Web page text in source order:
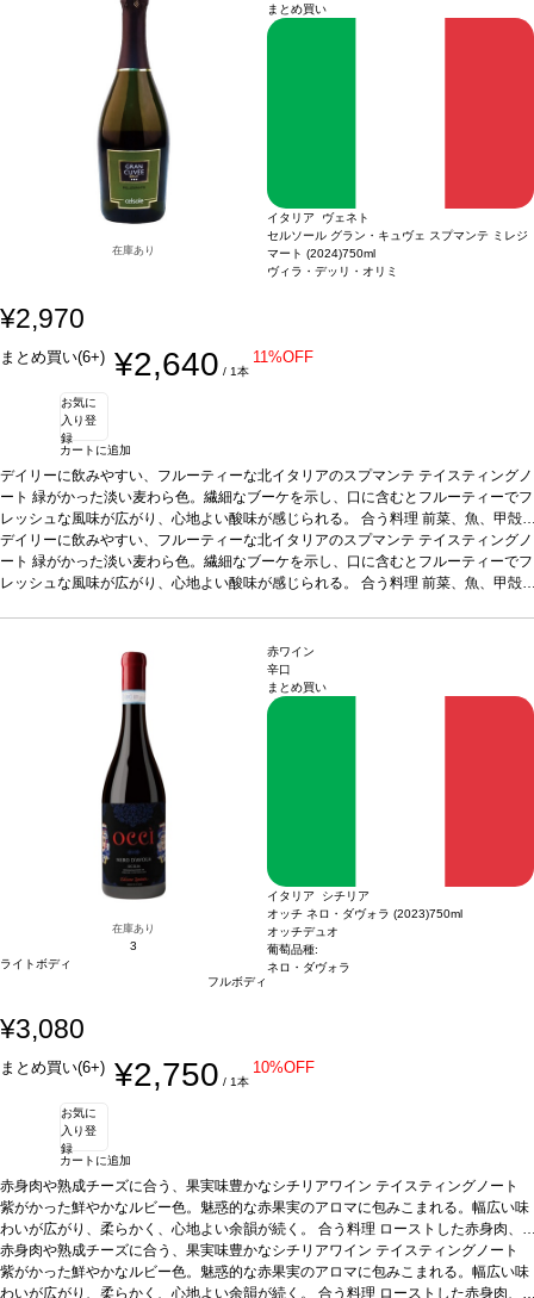
在庫あり
まとめ買い
イタリア ヴェネト
セルソール グラン・キュヴェ スプマンテ ミレジ
マート (2024)750ml
ヴィラ・デッリ・オリミ
¥2,970
まとめ買い(6+) ¥2,640 / 1本
11%OFF
お気に
入り登
録
カートに追加
デイリーに飲みやすい、フルーティーな北イタリアのスプマンテ テイスティングノ
ート 緑がかった淡い麦わら色。繊細なブーケを示し、口に含むとフルーティーでフ
レッシュな風味が広がり、心地よい酸味が感じられる。 合う料理 前菜、魚、甲殻
類、サラダ、デザート、またアペリティフに最適葡萄品種白葡萄*本ヴィンテージ
が在庫切れの場合、在庫があり価格が同様の場合は自動的に次のヴィンテージに変
更されます、ご了承ください。
デイリーに飲みやすい、フルーティーな北イタリアのスプマンテ テイスティングノ
ート 緑がかった淡い麦わら色。繊細なブーケを示し、口に含むとフルーティーでフ
レッシュな風味が広がり、心地よい酸味が感じられる。 合う料理 前菜、魚、甲殻
更されます、ご了承ください。
在庫あり
3
ライトボディ
フルボディ
赤ワイン
辛口
まとめ買い
イタリア シチリア
オッチ ネロ・ダヴォラ (2023)750ml
オッチデュオ
葡萄品種:
ネロ・ダヴォラ
¥3,080
まとめ買い(6+) ¥2,750 / 1本
10%OFF
お気に
入り登
録
カートに追加
赤身肉や熟成チーズに合う、果実味豊かなシチリアワイン テイスティングノート
紫がかった鮮やかなルビー色。魅惑的な赤果実のアロマに包みこまれる。幅広い味
わいが広がり、柔らかく、心地よい余韻が続く。 合う料理 ローストした赤身肉、
ジビエ、熟成チーズとハチミツなどと好相性葡萄品種ネロ・ダヴォラ*本ヴィンテ
ージが在庫切れの場合、在庫があり価格が同様の場合は自動的に次のヴィンテージ
に変更されます、ご了承ください。
赤身肉や熟成チーズに合う、果実味豊かなシチリアワイン テイスティングノート
紫がかった鮮やかなルビー色。魅惑的な赤果実のアロマに包みこまれる。幅広い味
わいが広がり、柔らかく、心地よい余韻が続く。 合う料理 ローストした赤身肉、